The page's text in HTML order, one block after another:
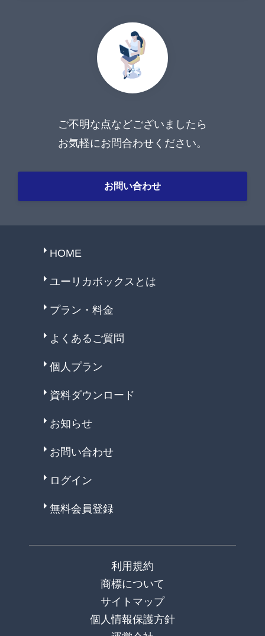
ご不明な点などございましたら
お気軽にお問合わせください。
お問い合わせ
HOME
ユーリカボックスとは
プラン・料金
よくあるご質問
個人プラン
資料ダウンロード
お知らせ
お問い合わせ
ログイン
無料会員登録
利用規約
商標について
サイトマップ
個人情報保護方針